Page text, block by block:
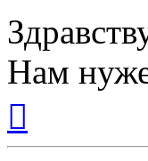
Нам
началу